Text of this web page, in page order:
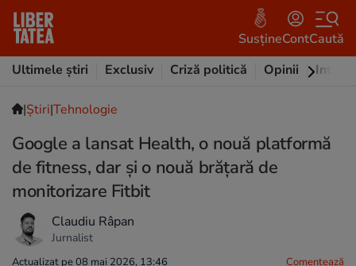
SusțineContCaută
Ultimele știri
Exclusiv Criză politică Opinii
|Ştiri|Tehnologie
Google a lansat Health, o nouă platformă
de fitness, dar și o nouă brățară de
monitorizare Fitbit
Claudiu Râpan
Jurnalist
Actualizat pe 08 mai 2026, 13:46 Comentează